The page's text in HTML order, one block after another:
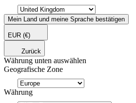
Mein Land und meine Sprache bestätigen
EUR (€)
Zurück
Währung unten auswählen
Geografische Zone
Währung